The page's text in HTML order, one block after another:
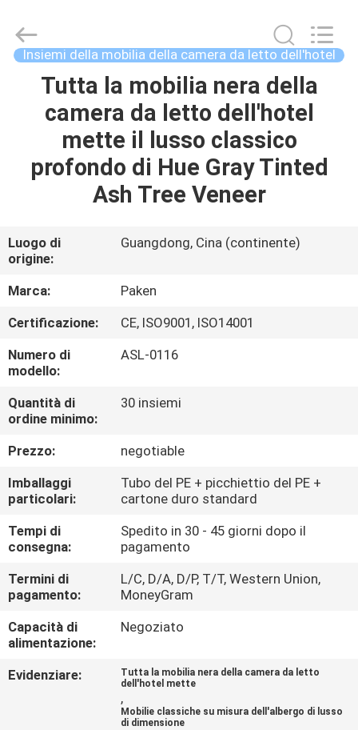
CASA
PRODOTTI
CIRCA
GIRO
DELLA
FABBRICA
CONTROLLO
DI
QUALITÀ
CONTATTICI
RICHIEDA
UNA
CITAZIONE
MAPPA
SITO
Rights
Insiemi della mobilia della camera da letto dell'hotel
Tutta la mobilia nera della
camera da letto dell'hotel
mette il lusso classico
profondo di Hue Gray Tinted
Ash Tree Veneer
Luogo di
origine:
Guangdong, Cina (continente)
Marca:
Paken
Certificazione:
CE, ISO9001, ISO14001
Numero di
modello:
ASL-0116
Quantità di
ordine minimo:
30 insiemi
Prezzo:
negotiable
Imballaggi
particolari:
Tubo del PE + picchiettio del PE +
cartone duro standard
Tempi di
consegna:
Spedito in 30 - 45 giorni dopo il
pagamento
Termini di
pagamento:
L/C, D/A, D/P, T/T, Western Union,
MoneyGram
Capacità di
alimentazione:
Negoziato
Evidenziare:
Tutta la mobilia nera della camera da letto
dell'hotel mette
,
Mobilie classiche su misura dell'albergo di lusso
di dimensione